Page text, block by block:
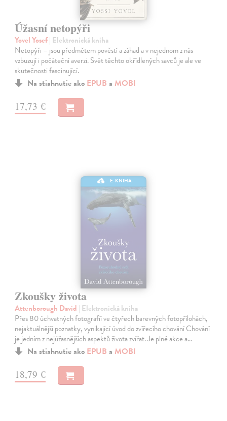
Úžasní netopýři
Yovel Yosef| Elektronická kniha
Netopýři – jsou předmětem pověstí a záhad a v nejednom z nás
vzbuzují i počáteční averzi. Svět těchto okřídlených savců je ale ve
skutečnosti fascinující.
Na stiahnutie ako EPUB a MOBI
17,73 €
E-KNIHA
Zkoušky života
Attenborough David | Elektronická kniha
Přes 80 úchvatných fotografií ve čtyřech barevných fotopřílohách,
nejaktuálnější poznatky, vynikající úvod do zvířecího chování Chování
je jedním z nejúžasnějších aspektů života zvířat. Je plné akce a…
Na stiahnutie ako EPUB a MOBI
18,79 €